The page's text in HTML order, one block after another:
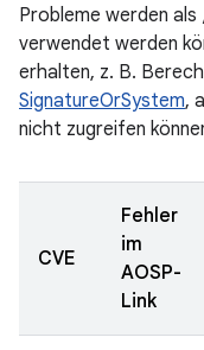
Probleme werden
verwendet werden
erhalten, z. B.
SignatureOrSystem,
nicht zugreifen
CVE
Fehler
im
AOSP-
Link